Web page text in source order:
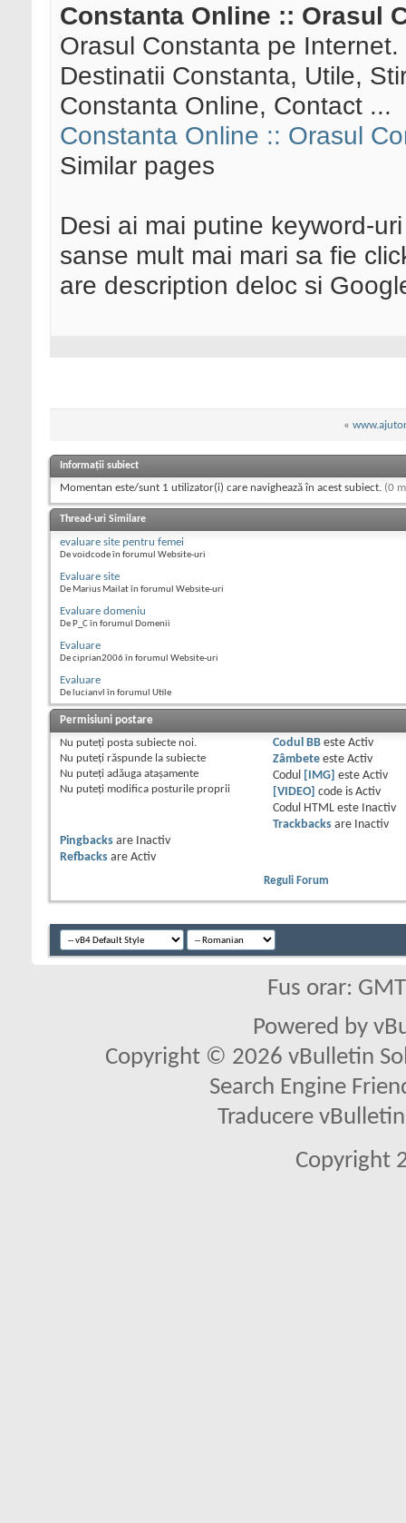
Constanta Online :: Orasul
Orasul Constanta pe
Destinatii Constanta, Utile,
Constanta Online, Contact ...
Constanta Online :: Orasul
Similar pages
Desi ai mai putine keyword-
sanse mult mai mari sa fie
are description deloc si
«
Informații subiect
Momentan este/sunt 1 utilizator(i) care navighează în acest subiect. (0
Thread-uri Similare
evaluare site pentru femei
De voidcode în forumul Website-uri
Evaluare site
De Marius Mailat în forumul Website-uri
Evaluare domeniu
De P_C în forumul Domenii
Evaluare
De ciprian2006 în forumul Website-uri
Evaluare
De lucianvl în forumul Utile
Permisiuni postare
Nu puteţi posta subiecte noi.
Nu puteţi răspunde la subiecte
Nu puteţi adăuga ataşamente
Nu puteţi modifica posturile proprii
Codul BBeste Activ
Zâmbeteeste Activ
Codul
[IMG] este Activ
[VIDEO]
code is Activ
Codul HTML este
Inactiv
Trackbacksare
Inactiv
Pingbacks are
Inactiv
Refbacks are Activ
Reguli Forum
Fus orar:
Powered by
Copyright © 2026 vBulletin
Search Engine
Traducere
Copyright